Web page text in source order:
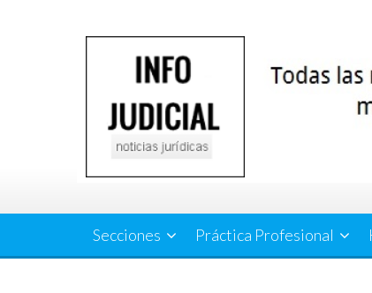
Secciones Práctica Profesional